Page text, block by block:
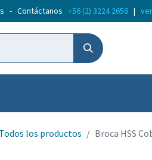
- Contáctanos +56 (2) 3224 2656 |
Todos los productos Broca HSS